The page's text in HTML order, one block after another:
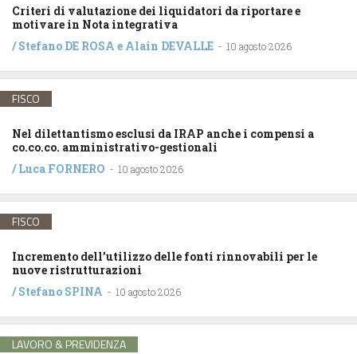
Criteri di valutazione dei liquidatori da riportare e
motivare in Nota integrativa
/Stefano DE ROSA e Alain DEVALLE - 10 agosto 2026
FISCO
Nel dilettantismo esclusi da IRAP anche i compensi a
co.co.co. amministrativo-gestionali
/Luca FORNERO - 10 agosto 2026
FISCO
Incremento dell’utilizzo delle fonti rinnovabili per le
nuove ristrutturazioni
/Stefano SPINA - 10 agosto 2026
LAVORO & PREVIDENZA